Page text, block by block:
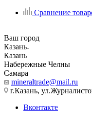
Сравнение
Ваш город
Казань
Казань
Набережные Челны
Самара
mineraltrade@mail.ru
г.Казань,
Вконтакте